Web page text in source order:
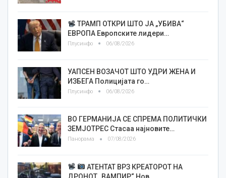
ТРАМП ОТКРИ ШТО ЈА „УБИВА“
ЕВРОПА Европските лидери…
Плусинфо 06/08/2026
УАПСЕН ВОЗАЧОТ ШТО УДРИ ЖЕНА И
ИЗБЕГА Полицијата го…
Плусинфо 06/08/2026
ВО ГЕРМАНИЈА СЕ СПРЕМА ПОЛИТИЧКИ
ЗЕМЈОТРЕС Стасаа најновите…
Панорама 07/08/2026
АТЕНТАТ ВРЗ КРЕАТОРОТ НА